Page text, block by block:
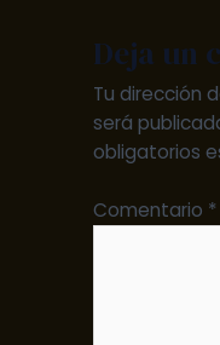
Deja un
Tu dirección
será
obligatorios
Comentario *